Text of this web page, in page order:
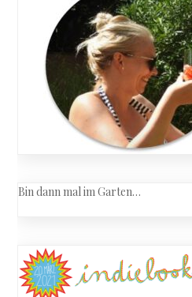
Bin dann mal im Garten…